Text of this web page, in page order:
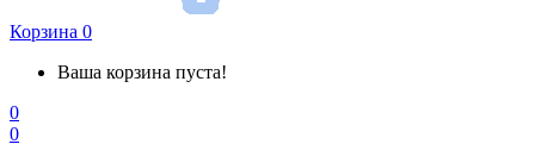
Корзина 0
Ваша корзина пуста!
0
0